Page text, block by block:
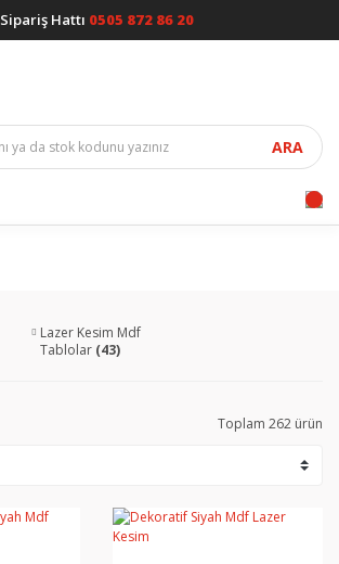
Sipariş Hattı 0505 872 86 20
ARA
Lazer Kesim Mdf
Tablolar (43)
Toplam 262 ürün